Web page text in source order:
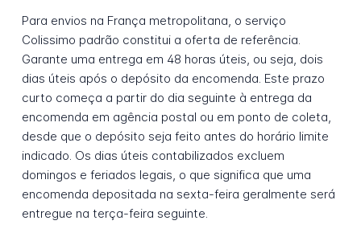
Para envios na França metropolitana, o serviço
Colissimo padrão constitui a oferta de referência.
Garante uma entrega em 48 horas úteis, ou seja, dois
dias úteis após o depósito da encomenda. Este prazo
curto começa a partir do dia seguinte à entrega da
encomenda em agência postal ou em ponto de coleta,
desde que o depósito seja feito antes do horário limite
indicado. Os dias úteis contabilizados excluem
domingos e feriados legais, o que significa que uma
encomenda depositada na sexta-feira geralmente será
entregue na terça-feira seguinte.